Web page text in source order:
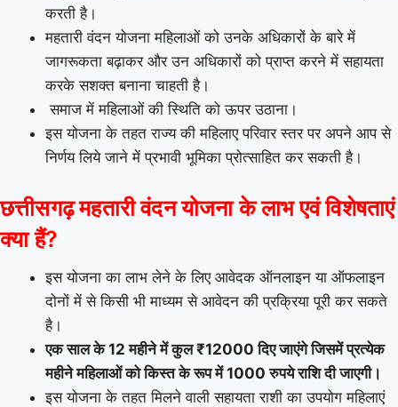
करती है।
महतारी वंदन योजना महिलाओं को उनके अधिकारों के बारे में
जागरूकता बढ़ाकर और उन अधिकारों को प्राप्त करने में सहायता
करके सशक्त बनाना चाहती है।
समाज में महिलाओं की स्थिति को ऊपर उठाना।
इस योजना के तहत राज्य की महिलाए परिवार स्तर पर अपने आप से
निर्णय लिये जाने में प्रभावी भूमिका प्रोत्साहित कर सकती है।
छत्तीसगढ़ महतारी वंदन योजना के लाभ एवं विशेषताएं
क्या हैं?
इस योजना का लाभ लेने के लिए आवेदक ऑनलाइन या ऑफलाइन
दोनों में से किसी भी माध्यम से आवेदन की प्रक्रिया पूरी कर सकते
है।
एक साल के 12 महीने में कुल ₹12000 दिए जाएंगे जिसमें प्रत्येक
महीने महिलाओं को किस्त के रूप में 1000 रुपये राशि दी जाएगी।
इस योजना के तहत मिलने वाली सहायता राशी का उपयोग महिलाएं